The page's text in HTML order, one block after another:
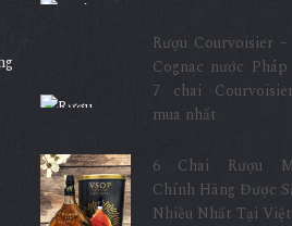
Rượu Courvoisier
Cognac nước
7 chai
mua nhất
6 Chai Rượu
Chính Hãng Được
Nhiều Nhất Tại